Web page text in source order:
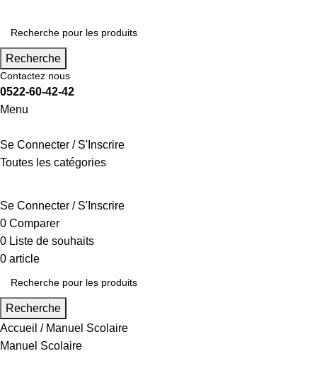
Recherche
Contactez nous
0522-60-42-42
Menu
Se Connecter / S'Inscrire
Toutes les catégories
Se Connecter / S'Inscrire
0 Comparer
0 Liste de souhaits
0 article
Recherche
Accueil
Manuel Scolaire
Manuel Scolaire